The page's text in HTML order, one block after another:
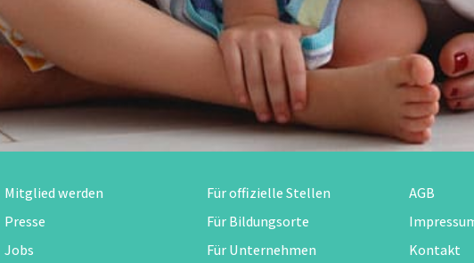
Mitglied werden
Presse
Jobs
Für offizielle Stellen
Für Bildungsorte
Für Unternehmen
AGB
Kontakt